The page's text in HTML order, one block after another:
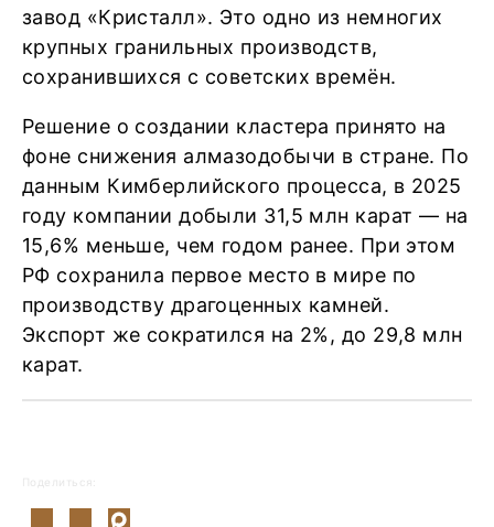
завод «Кристалл». Это одно из немногих
крупных гранильных производств,
сохранившихся с советских времён.
Решение о создании кластера принято на
фоне снижения алмазодобычи в стране. По
данным Кимберлийского процесса, в 2025
году компании добыли 31,5 млн карат — на
15,6% меньше, чем годом ранее. При этом
РФ сохранила первое место в мире по
производству драгоценных камней.
Экспорт же сократился на 2%, до 29,8 млн
карат.
Поделиться: